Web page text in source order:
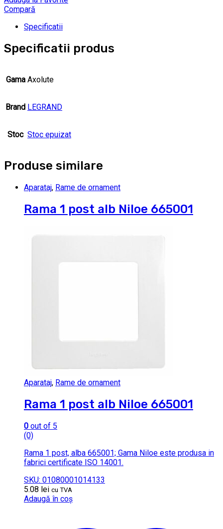
Compară
Specificatii
Specificatii produs
Gama Axolute
Brand LEGRAND
Stoc Stoc epuizat
Produse similare
Aparataj, Rame de ornament
Rama 1 post alb Niloe 665001
Aparataj, Rame de ornament
Rama 1 post alb Niloe 665001
0 out of 5
(0)
Rama 1 post, alba 665001; Gama Niloe este produsa in
fabrici certificate ISO 14001.
SKU: 01080001014133
5.08 lei cu TVA
Adaugă în coș